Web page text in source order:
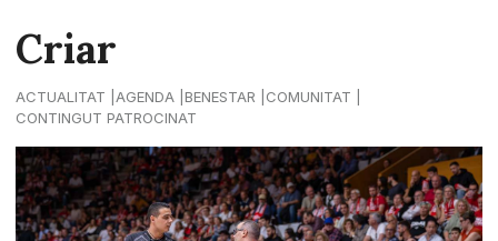
Criar
ACTUALITAT AGENDA BENESTAR
COMUNITAT
CONTINGUT PATROCINAT